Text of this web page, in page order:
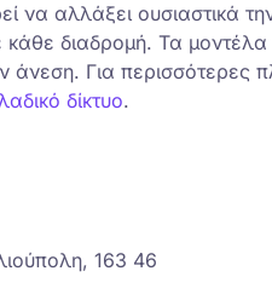
να αλλάξει ουσιαστικά
κάθε διαδρομή. Τα
άνεση. Για
δίκτυο.
163 46